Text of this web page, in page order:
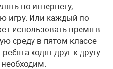
по интернету,
игру. Или каждый по
использовать время в
среду в пятом классе
ходят друг к другу